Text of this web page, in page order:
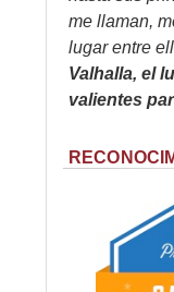
me llaman,
lugar entre
Valhalla, el
valientes